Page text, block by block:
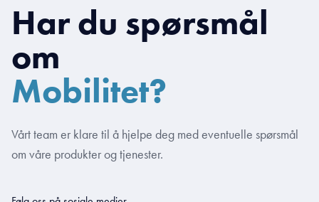
Har du spørsmål
om
Mobilitet?
Vårt team er klare til å hjelpe deg med eventuelle spørsmål
om våre produkter og tjenester.